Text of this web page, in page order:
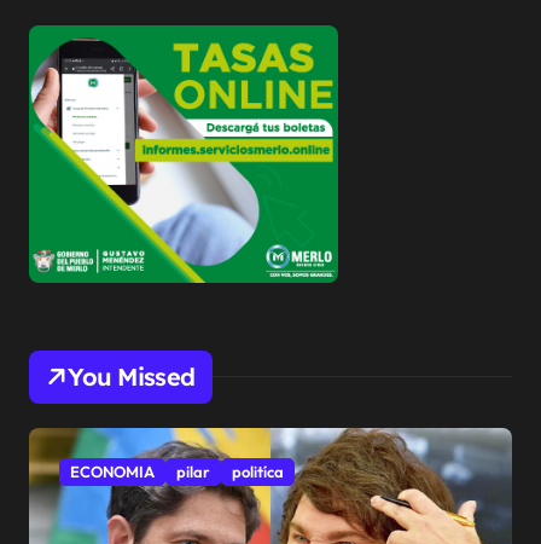
You Missed
ECONOMIA pilar politíca